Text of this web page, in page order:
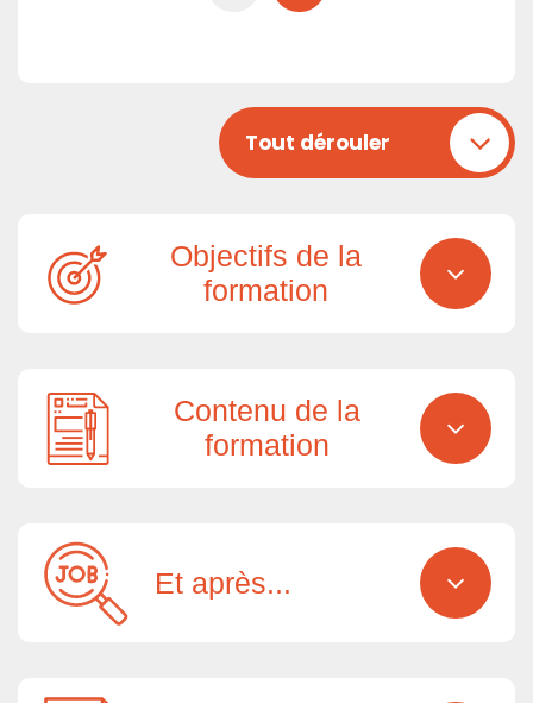
Tout dérouler
Objectifs de la
formation
Contenu de la
formation
Et après...